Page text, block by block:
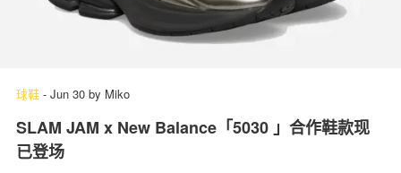
球鞋 - Jun 30 by Miko
SLAM JAM x New Balance「5030 」合作鞋款现
已登场